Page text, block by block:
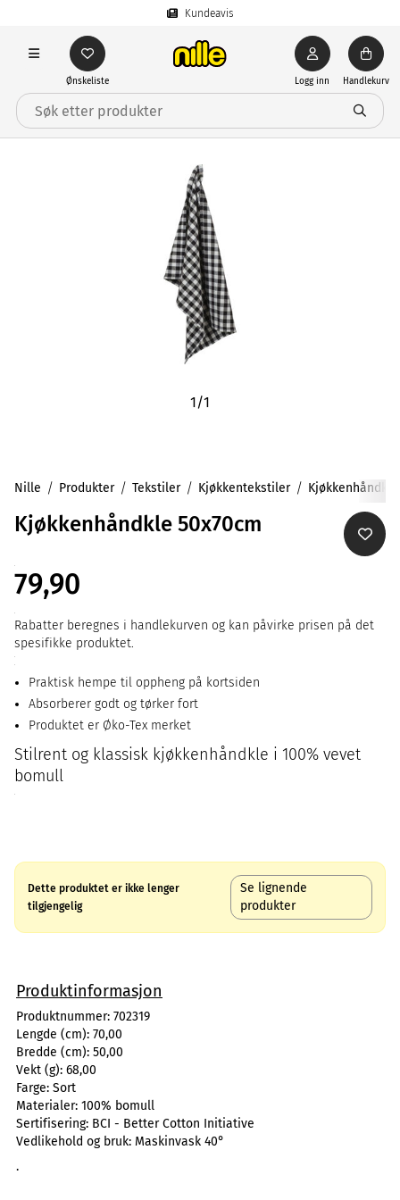
Kundeavis
Ønskeliste Logg inn Handlekurv
1/1
Nille Produkter Tekstiler Kjøkkentekstiler
Kjøkkenhåndkle 50x70cm
79,90
Rabatter beregnes i handlekurven og kan påvirke prisen på det
spesifikke produktet.
Praktisk hempe til oppheng på kortsiden
Absorberer godt og tørker fort
Produktet er Øko-Tex merket
Stilrent og klassisk kjøkkenhåndkle i 100% vevet
bomull
Dette produktet er ikke lenger
tilgjengelig
Se lignende
produkter
Produktinformasjon
Produktnummer: 702319
Lengde (cm): 70,00
Bredde (cm): 50,00
Vekt (g): 68,00
Farge: Sort
Materialer: 100% bomull
Sertifisering: BCI - Better Cotton Initiative
Vedlikehold og bruk: Maskinvask 40°
.